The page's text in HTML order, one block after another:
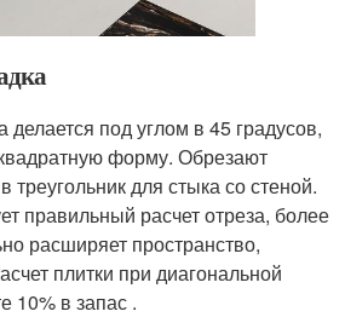
делается под углом в 45 градусов,
форму. Обрезают
для стыка со стеной.
правильный расчет отреза, более
расширяет пространство,
плитки при диагональной
10% в запас .